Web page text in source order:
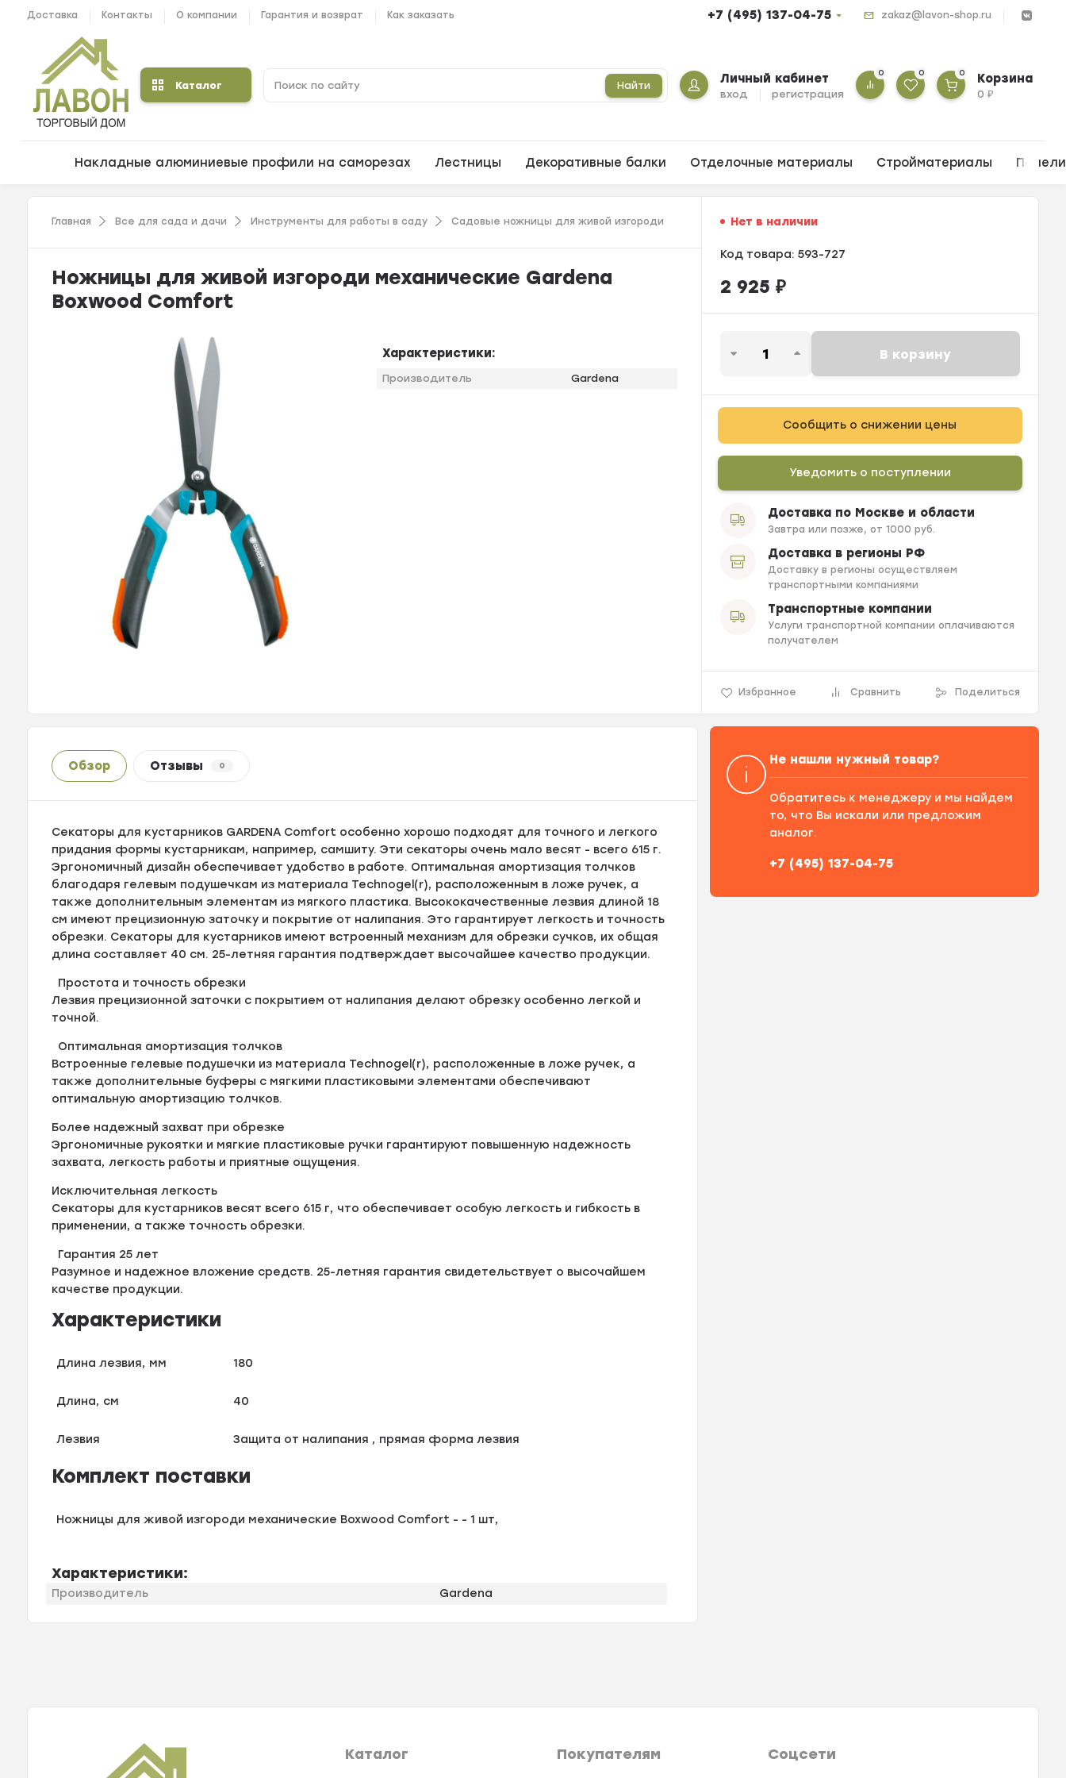
Доставка Контакты О компании Гарантия и возврат Как заказать +7 (495) 137-04-75 zakaz@lavon-shop.ru
Каталог Найти Личный кабинет
вход регистрация
0 0 0 Корзина
0₽
Накладные алюминиевые профили на саморезах Лестницы Декоративные балки Отделочные материалы Стройматериалы
Главная Все для сада и дачи Инструменты для работы в саду Садовые ножницы для живой изгороди
Ножницы для живой изгороди механические Gardena
Boxwood Comfort
Характеристики:
Производитель Gardena
Нет в наличии
Код товара: 593-727
2 925 ₽
В корзину
Сообщить о снижении цены
Уведомить о поступлении
Доставка по Москве и области
Завтра или позже, от 1000 руб.
Доставка в регионы РФ
Доставку в регионы осуществляем
транспортными компаниями
Транспортные компании
Услуги транспортной компании оплачиваются
получателем
Избранное Сравнить Поделиться
Обзор Отзывы 0
Секаторы для кустарников GARDENA Comfort особенно хорошо подходят для точного и легкого
придания формы кустарникам, например, самшиту. Эти секаторы очень мало весят - всего 615 г.
Эргономичный дизайн обеспечивает удобство в работе. Оптимальная амортизация толчков
благодаря гелевым подушечкам из материала Technogel(r), расположенным в ложе ручек, а
также дополнительным элементам из мягкого пластика. Высококачественные лезвия длиной 18
см имеют прецизионную заточку и покрытие от налипания. Это гарантирует легкость и точность
обрезки. Секаторы для кустарников имеют встроенный механизм для обрезки сучков, их общая
длина составляет 40 см. 25-летняя гарантия подтверждает высочайшее качество продукции.
Простота и точность обрезки
Лезвия прецизионной заточки с покрытием от налипания делают обрезку особенно легкой и
точной.
Оптимальная амортизация толчков
Встроенные гелевые подушечки из материала Technogel(r), расположенные в ложе ручек, а
также дополнительные буферы с мягкими пластиковыми элементами обеспечивают
оптимальную амортизацию толчков.
Более надежный захват при обрезке
Эргономичные рукоятки и мягкие пластиковые ручки гарантируют повышенную надежность
захвата, легкость работы и приятные ощущения.
Исключительная легкость
Секаторы для кустарников весят всего 615 г, что обеспечивает особую легкость и гибкость в
применении, а также точность обрезки.
Гарантия 25 лет
Разумное и надежное вложение средств. 25-летняя гарантия свидетельствует о высочайшем
качестве продукции.
Характеристики
Длина лезвия, мм 180
Длина, см 40
Лезвия Защита от налипания , прямая форма лезвия
Комплект поставки
Ножницы для живой изгороди механические Boxwood Comfort - - 1 шт,
Характеристики:
Производитель Gardena
Не нашли нужный товар?
Обратитесь к менеджеру и мы найдем
то, что Вы искали или предложим
аналог.
+7 (495) 137-04-75
Каталог Покупателям Соцсети